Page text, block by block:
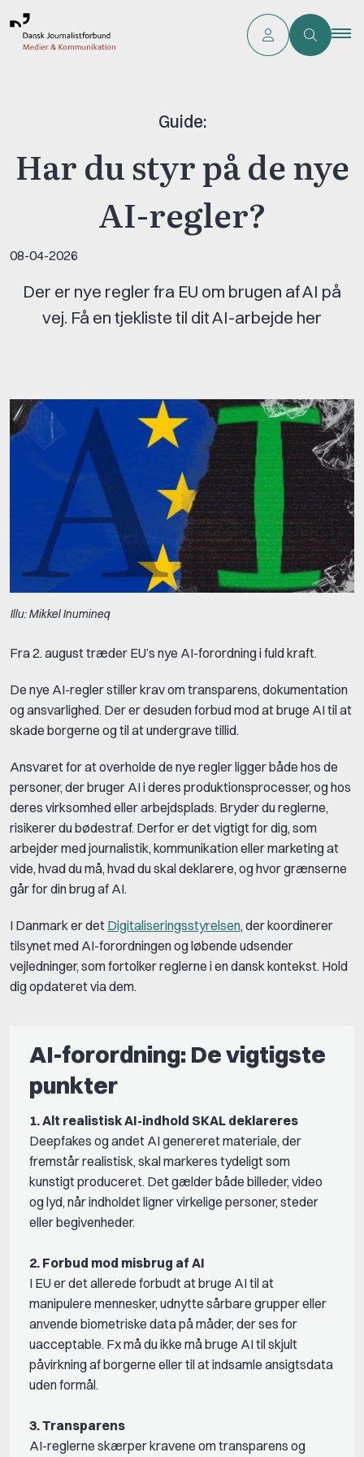
Guide:
Har du styr på de nye
AI-regler?
08-04-2026
Der er nye regler fra EU om brugen af AI på
vej. Få en tjekliste til dit AI-arbejde her
Illu: Mikkel Inumineq
Fra 2. august træder EU’s nye AI-forordning i fuld kraft.
De nye AI-regler stiller krav om transparens, dokumentation
og ansvarlighed. Der er desuden forbud mod at bruge AI til at
skade borgerne og til at undergrave tillid.
Ansvaret for at overholde de nye regler ligger både hos de
personer, der bruger AI i deres produktionsprocesser, og hos
deres virksomhed eller arbejdsplads. Bryder du reglerne,
risikerer du bødestraf. Derfor er det vigtigt for dig, som
arbejder med journalistik, kommunikation eller marketing at
vide, hvad du må, hvad du skal deklarere, og hvor grænserne
går for din brug af AI.
I Danmark er det Digitaliseringsstyrelsen, der koordinerer
tilsynet med AI-forordningen og løbende udsender
vejledninger, som fortolker reglerne i en dansk kontekst. Hold
dig opdateret via dem.
AI-forordning: De vigtigste
punkter
1. Alt realistisk AI-indhold SKAL deklareres
Deepfakes og andet AI genereret materiale, der
fremstår realistisk, skal markeres tydeligt som
kunstigt produceret. Det gælder både billeder, video
og lyd, når indholdet ligner virkelige personer, steder
eller begivenheder.
2. Forbud mod misbrug af AI
I EU er det allerede forbudt at bruge AI til at
manipulere mennesker, udnytte sårbare grupper eller
anvende biometriske data på måder, der ses for
uacceptable. Fx må du ikke må bruge AI til skjult
påvirkning af borgerne eller til at indsamle ansigtsdata
uden formål.
3. Transparens
AI-reglerne skærper kravene om transparens og